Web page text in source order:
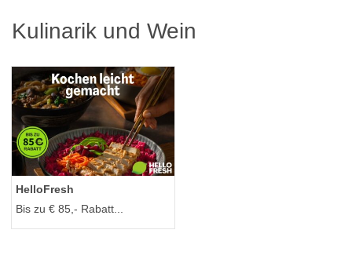
Kulinarik und Wein
HelloFresh
Bis zu € 85,- Rabatt...